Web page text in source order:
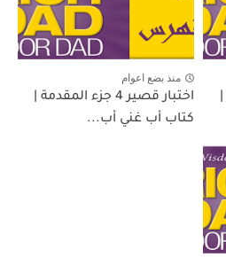
منذ بضع اعوام
اختبار قصير 4 جزء المقدمة |
كتاب أب غني أب...